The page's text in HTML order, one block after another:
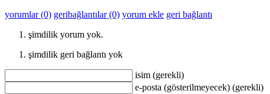
yorumlar (0) geribağlantılar (0) yorum ekle geri bağlantı
şimdilik yorum yok.
şimdilik geri bağlantı yok
isim (gerekli)
e-posta (gösterilmeyecek) (gerekli)